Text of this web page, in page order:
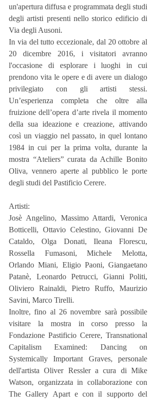
un'apertura diffusa e programmata degli studi
degli artisti presenti nello storico edificio di
Via degli Ausoni.
In via del tutto eccezionale, dal 20 ottobre al
20 dicembre 2016, i visitatori avranno
l'occasione di esplorare i luoghi in cui
prendono vita le opere e di avere un dialogo
privilegiato con gli artisti stessi.
Un’esperienza completa che oltre alla
fruizione dell’opera d’arte rivela il momento
della sua ideazione e creazione, attivando
così un viaggio nel passato, in quel lontano
1984 in cui per la prima volta, durante la
mostra “Ateliers” curata da Achille Bonito
Oliva, vennero aperte al pubblico le porte
degli studi del Pastificio Cerere.
Artisti:
Josè Angelino, Massimo Attardi, Veronica
Botticelli, Ottavio Celestino, Giovanni De
Cataldo, Olga Donati, Ileana Florescu,
Rossella Fumasoni, Michele Melotta,
Orlando Miani, Eligio Paoni, Giangaetano
Patanè, Leonardo Petrucci, Gianni Politi,
Oliviero Rainaldi, Pietro Ruffo, Maurizio
Savini, Marco Tirelli.
Inoltre, fino al 26 novembre sarà possibile
visitare la mostra in corso presso la
Fondazione Pastificio Cerere, Transnational
Capitalism Examined: Dancing on
Systemically Important Graves, personale
dell'artista Oliver Ressler a cura di Mike
Watson, organizzata in collaborazione con
The Gallery Apart e con il supporto del